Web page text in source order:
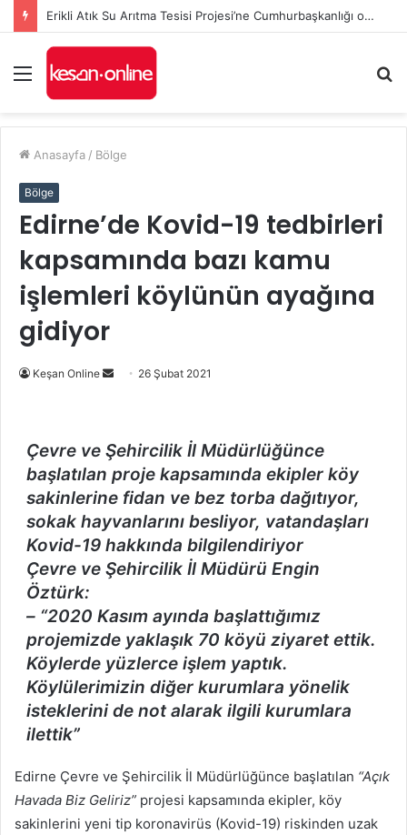
Erikli Atık Su Arıtma Tesisi Projesi’ne Cumhurbaşkanlığı onayı
Menü
...
Anasayfa / Bölge
Bölge
Edirne’de Kovid-19 tedbirleri
kapsamında bazı kamu
işlemleri köylünün ayağına
gidiyor
Keşan Online
Bir
26 Şubat 2021
Çevre ve Şehircilik İl Müdürlüğünce
başlatılan proje kapsamında ekipler köy
sakinlerine fidan ve bez torba dağıtıyor,
sokak hayvanlarını besliyor, vatandaşları
Kovid-19 hakkında bilgilendiriyor
Çevre ve Şehircilik İl Müdürü Engin
Öztürk:
– “2020 Kasım ayında başlattığımız
projemizde yaklaşık 70 köyü ziyaret ettik.
Köylerde yüzlerce işlem yaptık.
Köylülerimizin diğer kurumlara yönelik
isteklerini de not alarak ilgili kurumlara
ilettik”
Edirne Çevre ve Şehircilik İl Müdürlüğünce başlatılan “Açık
Havada Biz Geliriz” projesi kapsamında ekipler, köy
sakinlerini yeni tip koronavirüs (Kovid-19) riskinden uzak